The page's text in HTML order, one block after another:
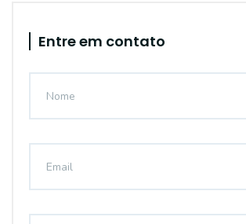
Entre em contato